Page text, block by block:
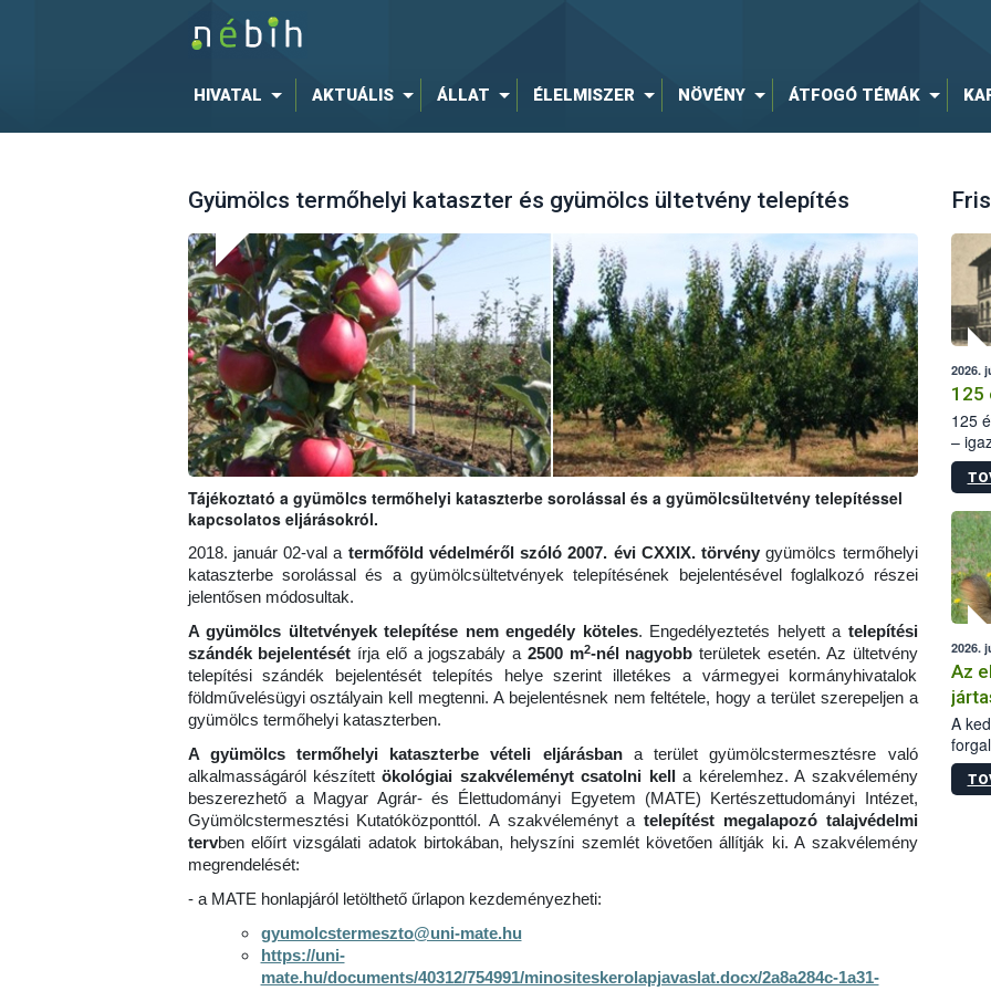
HIVATAL AKTUÁLIS ÁLLAT ÉLELMISZER NÖVÉNY ÁTFOGÓ TÉMÁK
Gyümölcs termőhelyi kataszter és gyümölcs ültetvény telepítés
Tájékoztató a gyümölcs termőhelyi kataszterbe sorolással és a gyümölcsültetvény telepítéssel
kapcsolatos eljárásokról.
2018. január 02-val a termőföld védelméről szóló 2007. évi CXXIX. törvény gyümölcs termőhelyi
kataszterbe sorolással és a gyümölcsültetvények telepítésének bejelentésével foglalkozó részei
jelentősen módosultak.
A gyümölcs ültetvények telepítése nem engedély köteles. Engedélyeztetés helyett a telepítési
szándék bejelentését írja elő a jogszabály a 2500 m2-nél nagyobb területek esetén. Az ültetvény
telepítési szándék bejelentését telepítés helye szerint illetékes a vármegyei kormányhivatalok
földművelésügyi osztályain kell megtenni. A bejelentésnek nem feltétele, hogy a terület szerepeljen a
gyümölcs termőhelyi kataszterben.
A gyümölcs termőhelyi kataszterbe vételi eljárásbana terület gyümölcstermesztésre való
alkalmasságáról készítettökológiai szakvéleményt csatolni kella kérelemhez. A szakvélemény
beszerezhető a Magyar Agrár- és Élettudományi Egyetem (MATE) Kertészettudományi Intézet,
Gyümölcstermesztési Kutatóközponttól. A szakvéleményt atelepítést megalapozó talajvédelmi
tervben előírt vizsgálati adatok birtokában, helyszíni szemlét követően állítják ki. A szakvélemény
megrendelését:
- a MATE honlapjáról letölthető űrlapon kezdeményezheti:
gyumolcstermeszto@uni-mate.hu
https://uni-
mate.hu/documents/40312/754991/minositeskerolapjavaslat.docx/2a8a284c-1a31-
2026.
125
125
–
15.
2026.
Az
A